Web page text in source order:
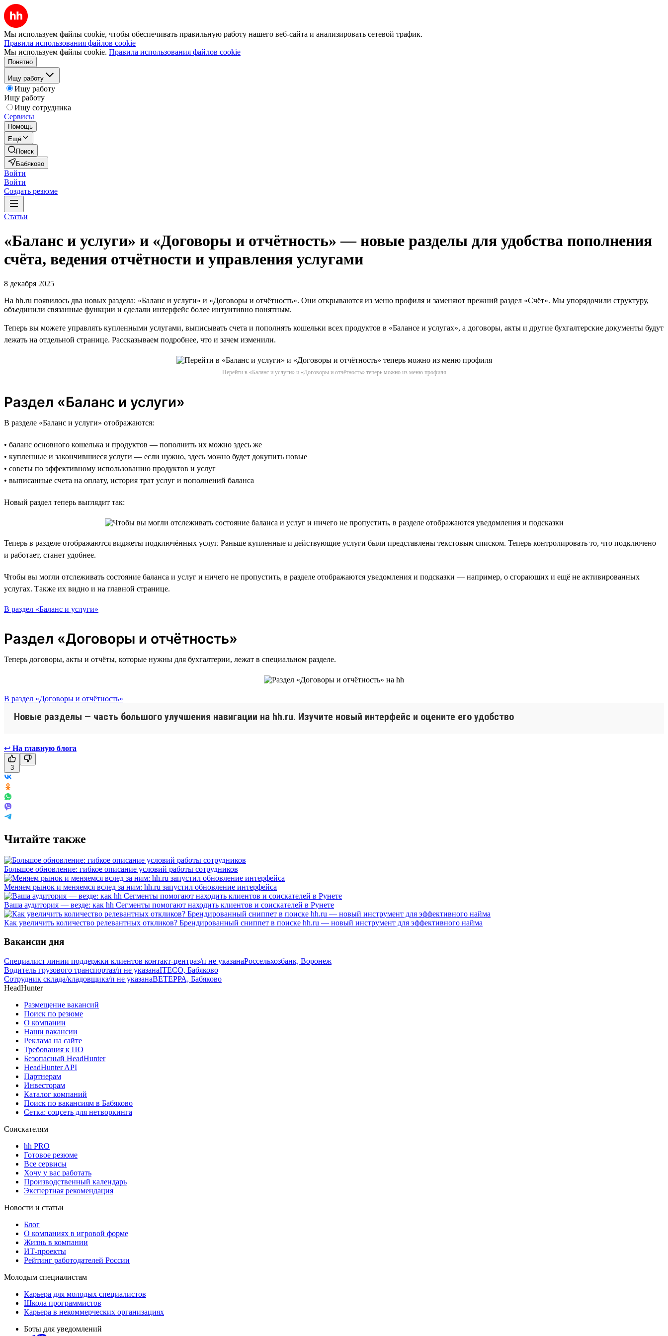
Мы используем файлы cookie, чтобы обеспечивать правильную работу нашего веб-сайта и анализировать сетевой трафик.
Правила использования файлов cookie
Мы используем файлы cookie. Правила использования файлов cookie
Понятно
Ищу работу
Ищу работу
Ищу работу
Ищу сотрудника
Сервисы
Помощь
Ещё
Поиск
Бабяково
Войти
Войти
Создать резюме
Статьи
«Баланс и услуги» и «Договоры и отчётность» — новые разделы для удобства пополнения
счёта, ведения отчётности и управления услугами
8 декабря 2025
На hh.ru появилось два новых раздела: «Баланс и услуги» и «Договоры и отчётность». Они открываются из меню профиля и заменяют прежний раздел «Счёт». Мы упорядочили структуру,
объединили связанные функции и сделали интерфейс более интуитивно понятным.
Теперь вы можете управлять купленными услугами, выписывать счета и пополнять кошельки всех продуктов в «Балансе и услугах», а договоры, акты и другие бухгалтерские документы будут
лежать на отдельной странице. Рассказываем подробнее, что и зачем изменили.
Перейти в «Баланс и услуги» и «Договоры и отчётность» теперь можно из меню профиля
Раздел «Баланс и услуги»
В разделе «Баланс и услуги» отображаются:
• баланс основного кошелька и продуктов — пополнить их можно здесь же
• купленные и закончившиеся услуги — если нужно, здесь можно будет докупить новые
• советы по эффективному использованию продуктов и услуг
• выписанные счета на оплату, история трат услуг и пополнений баланса
Новый раздел теперь выглядит так:
Теперь в разделе отображаются виджеты подключённых услуг. Раньше купленные и действующие услуги были представлены текстовым списком. Теперь контролировать то, что подключено
и работает, станет удобнее.
Чтобы вы могли отслеживать состояние баланса и услуг и ничего не пропустить, в разделе отображаются уведомления и подсказки — например, о сгорающих и ещё не активированных
услугах. Также их видно и на главной странице.
В раздел «Баланс и услуги»
Раздел «Договоры и отчётность»
Теперь договоры, акты и отчёты, которые нужны для бухгалтерии, лежат в специальном разделе.
В раздел «Договоры и отчётность»
Новые разделы — часть большого улучшения навигации на hh.ru. Изучите новый интерфейс и оцените его удобство
↩ На главную блога
3
Читайте также
Большое обновление: гибкое описание условий работы сотрудников
Меняем рынок и меняемся вслед за ним: hh.ru запустил обновление интерфейса
Ваша аудитория — везде: как hh Сегменты помогают находить клиентов и соискателей в Рунете
Как увеличить количество релевантных откликов? Брендированный сниппет в поиске hh.ru — новый инструмент для эффективного найма
Вакансии дня
Специалист линии поддержки клиентов контакт-центраз/п не указанаРоссельхозбанк, Воронеж
Водитель грузового транспортаз/п не указанаITECO, Бабяково
Сотрудник склада/кладовщикз/п не указанаВЕТЕРРА, Бабяково
HeadHunter
Размещение вакансий
Поиск по резюме
О компании
Наши вакансии
Реклама на сайте
Требования к ПО
Безопасный HeadHunter
HeadHunter API
Партнерам
Инвесторам
Каталог компаний
Поиск по вакансиям в Бабяково
Сетка: соцсеть для нетворкинга
Соискателям
hh PRO
Готовое резюме
Все сервисы
Хочу у вас работать
Производственный календарь
Экспертная рекомендация
Новости и статьи
Блог
О компаниях в игровой форме
Жизнь в компании
ИТ-проекты
Рейтинг работодателей России
Молодым специалистам
Карьера для молодых специалистов
Школа программистов
Карьера в некоммерческих организациях
Боты для уведомлений